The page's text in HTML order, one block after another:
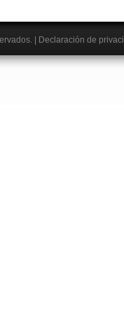
Declaración de